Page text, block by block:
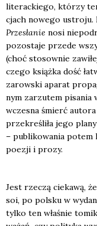
lite­rac­kie­go, któ­rzy
cjach nowe­go ustro­ju.
Prze­sła­nie nosi
pozo­sta­je przede
(choć sto­sow­nie
cze­go książ­ka dość
za­row­ski apa­rat
nym zarzu­tem pisa­nia
wcze­sna śmierć
prze­kre­śli­ła jego
– publi­ko­wa­nia
poezji i pro­zy.
Jest rze­czą cie­ka­wą,
soi, po pol­sku w
tyl­ko ten wła­śnie